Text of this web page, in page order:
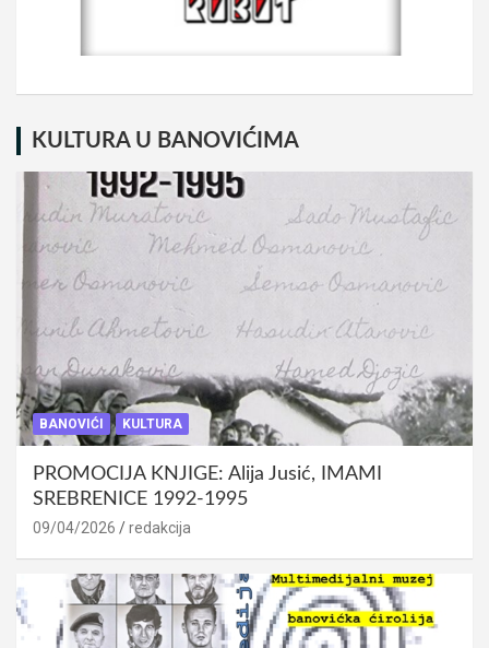
KULTURA U BANOVIĆIMA
BANOVIĆI KULTURA
PROMOCIJA KNJIGE: Alija Jusić, IMAMI
SREBRENICE 1992-1995
09/04/2026 redakcija